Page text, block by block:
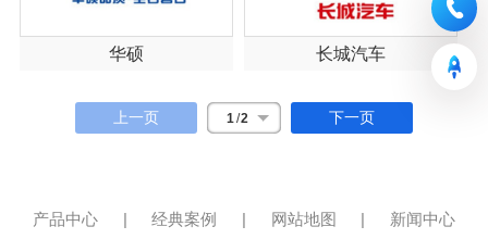
华硕 长城汽车
上一页 1 /2 下一页
产品中心 | 经典案例 | 网站地图 | 新闻中心